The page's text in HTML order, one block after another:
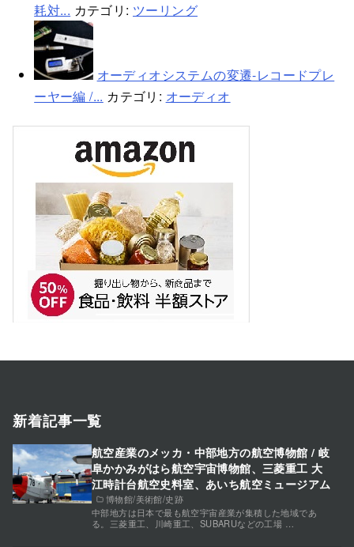
耗対... カテゴリ: ツーリング
オーディオシステムの変遷-レコードプレ
ーヤー編 /... カテゴリ: オーディオ
新着記事一覧
博物館/美術館/史跡
航空産業のメッカ・中部地方の航空博物館 / 岐
阜かかみがはら航空宇宙博物館、三菱重工 大
江時計台航空史料室、あいち航空ミュージアム
中部地方は日本で最も航空宇宙産業が集積した地域であ
る。三菱重工、川崎重工、SUBARUなどの工場 …